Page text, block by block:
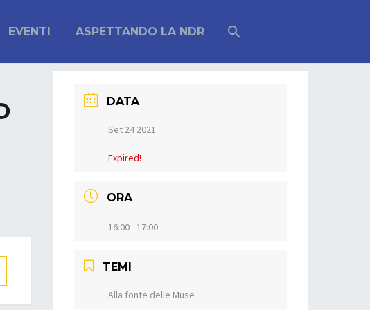
EVENTI ASPETTANDO LA NDR
DATA
Set 24 2021
Expired!
ORA
16:00 - 17:00
TEMI
Alla fonte delle Muse